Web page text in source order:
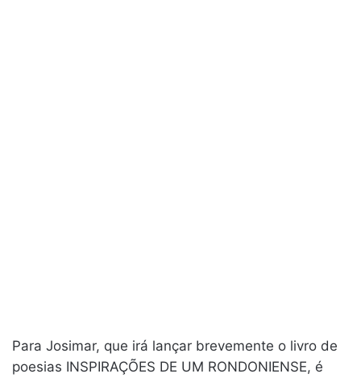
Para Josimar, que irá lançar brevemente o livro de
poesias INSPIRAÇÕES DE UM RONDONIENSE, é